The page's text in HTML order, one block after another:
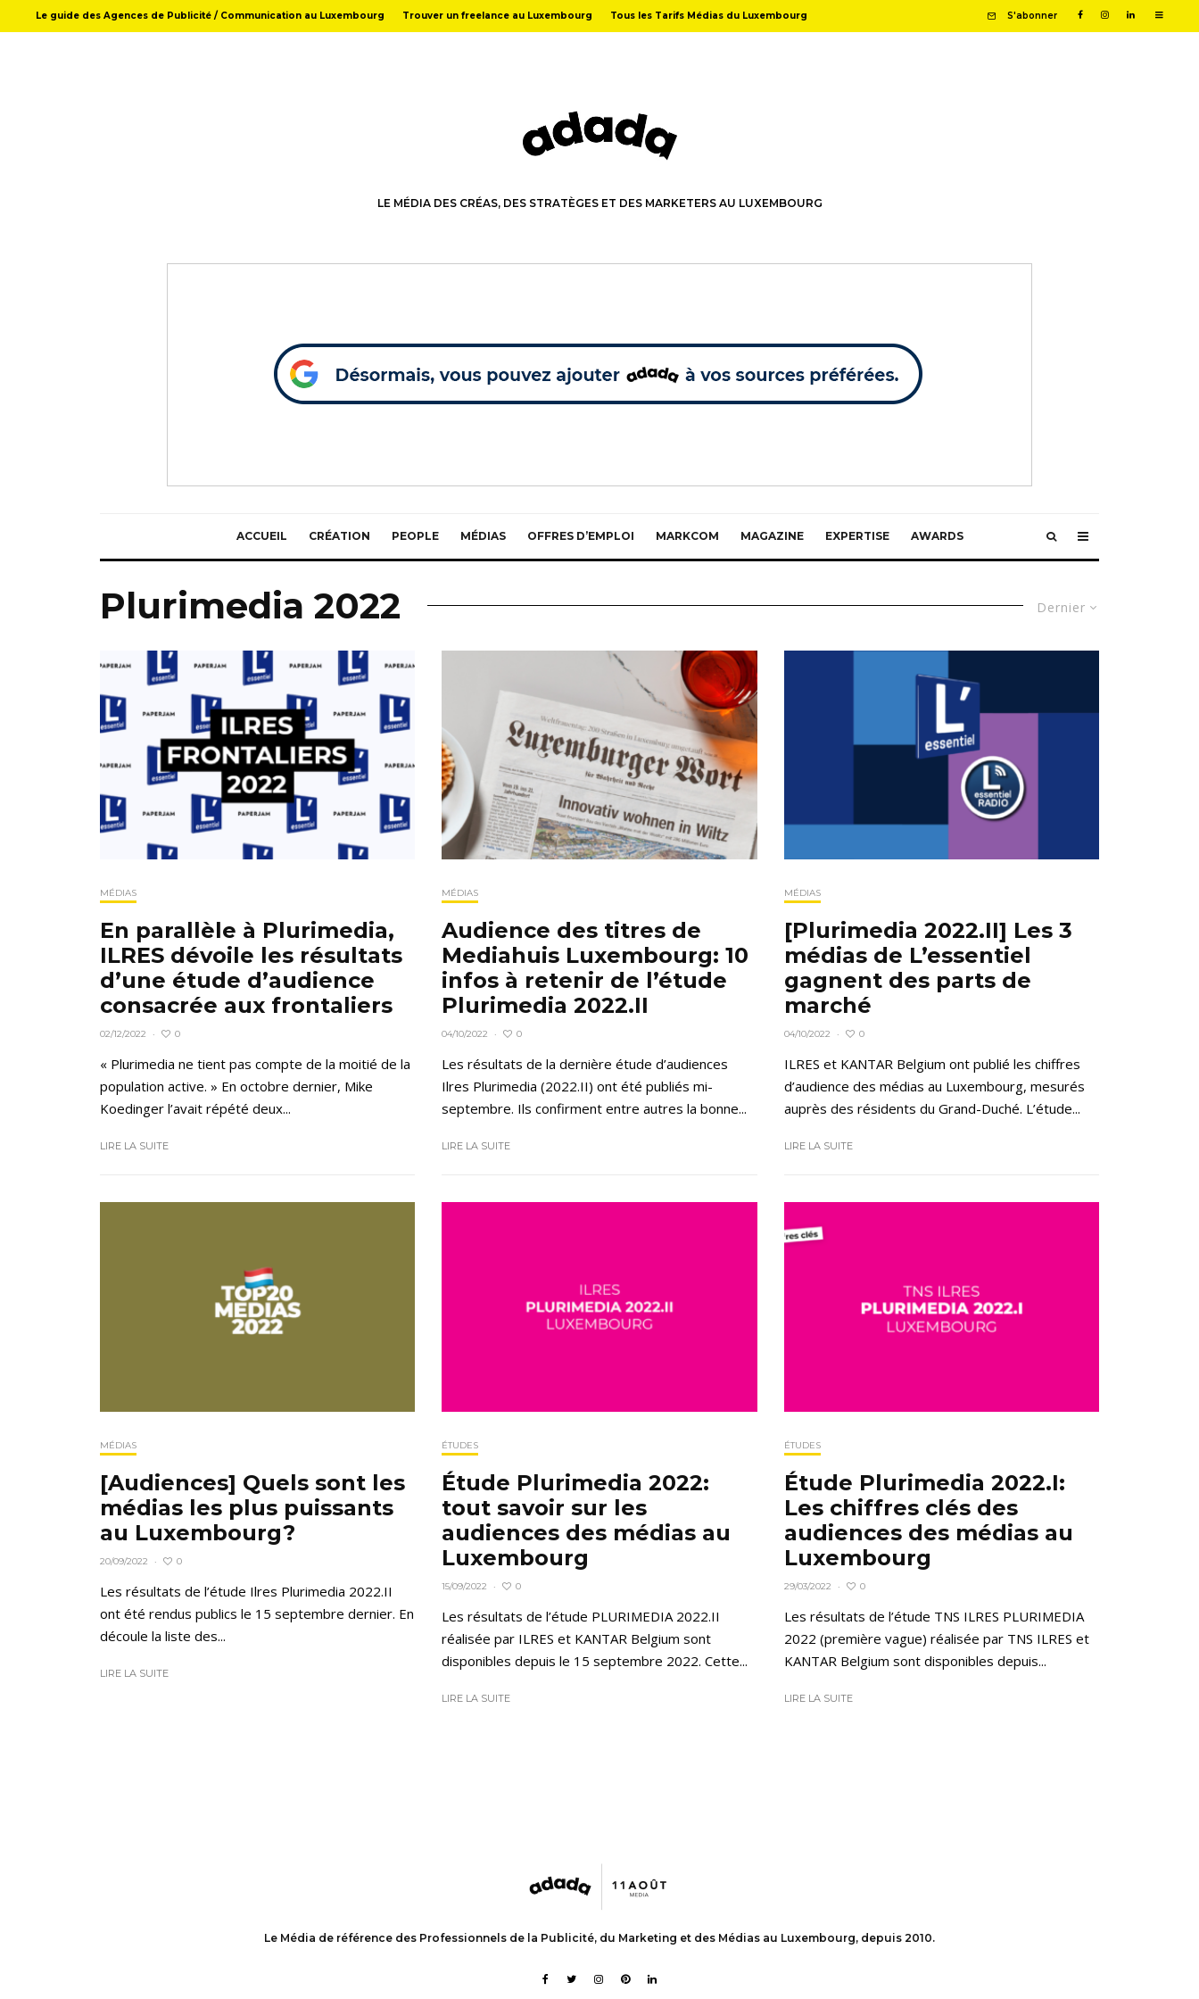
Le guide des Agences de Publicité / Communication au Luxembourg Trouver un freelance au Luxembourg Tous les Tarifs Médias du Luxembourg S'abonner
LE MÉDIA DES CRÉAS, DES STRATÈGES ET DES MARKETERS AU LUXEMBOURG
ACCUEIL CRÉATION PEOPLE MÉDIAS OFFRES D’EMPLOI MARKCOM MAGAZINE EXPERTISE AWARDS
Dernier
Plurimedia 2022
MÉDIAS
En parallèle à Plurimedia,
ILRES dévoile les résultats
d’une étude d’audience
consacrée aux frontaliers
02/12/2022 · 0
« Plurimedia ne tient pas compte de la moitié de la
population active. » En octobre dernier, Mike
Koedinger l’avait répété deux...
LIRE LA SUITE
MÉDIAS
Audience des titres de
Mediahuis Luxembourg: 10
infos à retenir de l’étude
Plurimedia 2022.II
04/10/2022 · 0
Les résultats de la dernière étude d’audiences
Ilres Plurimedia (2022.II) ont été publiés mi-
septembre. Ils confirment entre autres la bonne...
LIRE LA SUITE
MÉDIAS
[Plurimedia 2022.II] Les 3
médias de L’essentiel
gagnent des parts de
marché
04/10/2022 · 0
ILRES et KANTAR Belgium ont publié les chiffres
d’audience des médias au Luxembourg, mesurés
auprès des résidents du Grand-Duché. L’étude...
LIRE LA SUITE
MÉDIAS
[Audiences] Quels sont les
médias les plus puissants
au Luxembourg?
20/09/2022 · 0
Les résultats de l’étude Ilres Plurimedia 2022.II
ont été rendus publics le 15 septembre dernier. En
découle la liste des...
LIRE LA SUITE
ÉTUDES
Étude Plurimedia 2022:
tout savoir sur les
audiences des médias au
Luxembourg
15/09/2022 · 0
Les résultats de l’étude PLURIMEDIA 2022.II
réalisée par ILRES et KANTAR Belgium sont
disponibles depuis le 15 septembre 2022. Cette...
LIRE LA SUITE
ÉTUDES
Étude Plurimedia 2022.I:
Les chiffres clés des
audiences des médias au
Luxembourg
29/03/2022 · 0
Les résultats de l’étude TNS ILRES PLURIMEDIA
2022 (première vague) réalisée par TNS ILRES et
KANTAR Belgium sont disponibles depuis...
LIRE LA SUITE
Le Média de référence des Professionnels de la Publicité, du Marketing et des Médias au Luxembourg, depuis 2010.